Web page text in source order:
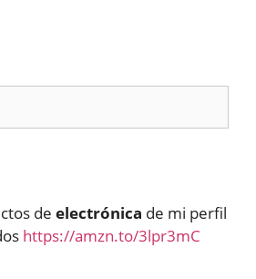
de electrónica de mi perfil
https://amzn.to/3lpr3mC